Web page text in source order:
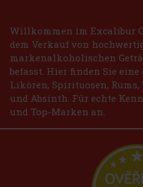
Willkommen im Excalibur
dem Verkauf von
markenalkoholischen
befasst. Hier finden Sie
Likören, Spirituosen, Rums,
und Absinth. Für echte
und Top-Marken an.